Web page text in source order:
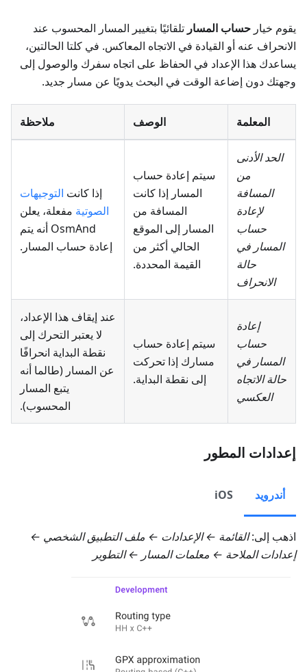
يقوم خيار حساب المسار تلقائيًا بتغيير المسار المحسوب عند
الانحراف عنه أو القيادة في الاتجاه المعاكس. في كلتا الحالتين،
يساعدك هذا الإعداد في الحفاظ على اتجاه سفرك والوصول إلى
وجهتك دون إضاعة الوقت في البحث يدويًا عن مسار جديد.
المعلمة الوصف ملاحظة
الحد الأدنى
من
المسافة
لإعادة
حساب
المسار في
حالة
الانحراف
سيتم إعادة حساب
المسار إذا كانت
المسافة من
المسار إلى الموقع
الحالي أكثر من
القيمة المحددة.
إذا كانت التوجيهات
الصوتية مفعلة، يعلن
OsmAnd أنه يتم
إعادة حساب المسار.
إعادة
حساب
المسار في
حالة الاتجاه
العكسي
سيتم إعادة حساب
مسارك إذا تحركت
إلى نقطة البداية.
عند إيقاف هذا الإعداد،
لا يعتبر التحرك إلى
نقطة البداية انحرافًا
عن المسار (طالما أنه
يتبع المسار
المحسوب).
إعدادات المطور
أندرويد iOS
اذهب إلى:القائمة ← الإعدادات ← ملف التطبيق الشخصي ←
إعدادات الملاحة ← معلمات المسار ← التطوير